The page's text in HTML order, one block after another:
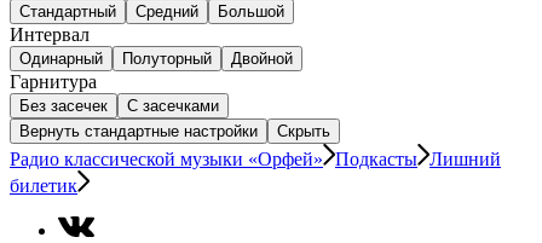
Стандартный Средний Большой
Интервал
Одинарный Полуторный Двойной
Гарнитура
Без засечек
С засечками
Вернуть стандартные настройки
Скрыть
Радио классической музыки «Орфей» Подкасты Лишний
билетик